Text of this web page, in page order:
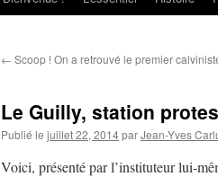
← Scoop ! On a retrouvé le premier
Le Guilly, station
Publié le juillet 22, 2014parJean-Yves
Voici, présenté par l’instituteur lui-